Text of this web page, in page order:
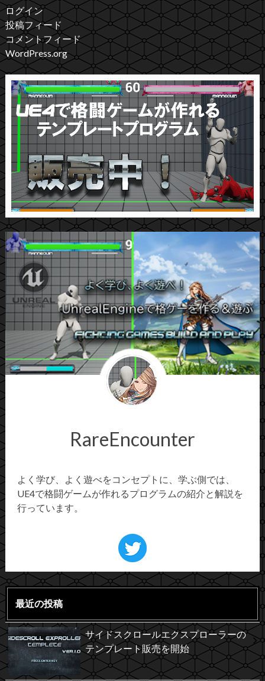
ログイン
投稿フィード
コメントフィード
WordPress.org
RareEncounter
よく学び、よく遊べをコンセプトに、学ぶ側では、
UE4で格闘ゲームが作れるプログラムの紹介と解説を
行っています。
最近の投稿
サイドスクロールエクスプローラーの
テンプレート販売を開始